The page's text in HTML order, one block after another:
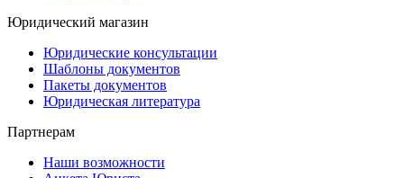
Юридический магазин
Юридические консультации
Шаблоны документов
Пакеты документов
Юридическая литература
Партнерам
Наши возможности